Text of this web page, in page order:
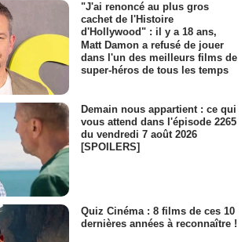
"J'ai renoncé au plus gros
cachet de l'Histoire
d'Hollywood" : il y a 18 ans,
Matt Damon a refusé de jouer
dans l'un des meilleurs films de
super-héros de tous les temps
Demain nous appartient : ce qui
vous attend dans l'épisode 2265
du vendredi 7 août 2026
[SPOILERS]
Quiz Cinéma : 8 films de ces 10
dernières années à reconnaître !